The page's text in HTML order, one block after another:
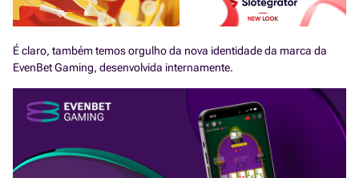
É claro, também temos orgulho da nova identidade da marca da
EvenBet Gaming, desenvolvida internamente.